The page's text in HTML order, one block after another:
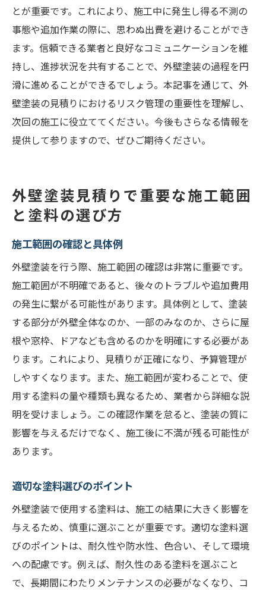
とが重要です。これにより、施工中に発生し得る不測の
事態や追加作業の際に、思わぬ出費を避けることができ
ます。信頼できる業者と良好なコミュニケーションを維
持し、進捗状況を共有することで、外壁塗装の過程を円
滑に進めることができるでしょう。本記事を通じて、外
壁塗装の見積りにおけるリスク管理の重要性を理解し、
次回の施工に役立ててください。今後もさらなる情報を
提供して参りますので、ぜひご期待ください。
外壁塗装見積りで重要な施工範囲
と塗料の選び方
施工範囲の確認と具体例
外壁塗装を行う際、施工範囲の確認は非常に重要です。
施工範囲が不明確であると、後々のトラブルや追加費用
の発生に繋がる可能性があります。具体例として、塗装
する部分が外壁全体なのか、一部のみなのか、さらに屋
根や窓枠、ドアなども含めるのかを明確にする必要があ
ります。これにより、見積りが正確になり、予算管理が
しやすくなります。また、施工範囲が変わることで、使
用する塗料の量や種類も異なるため、業者から詳細な説
明を受けましょう。この確認作業を怠ると、塗装の質に
影響を与えるだけでなく、施工後に不満が残る可能性が
あります。
適切な塗料選びのポイント
外壁塗装で使用する塗料は、施工の結果に大きく影響を
与えるため、慎重に選ぶことが重要です。適切な塗料選
びのポイントは、耐久性や防水性、色合い、そして環境
への配慮です。例えば、耐久性のある塗料を選ぶこと
で、長期間にわたりメンテナンスの必要がなくなり、コ